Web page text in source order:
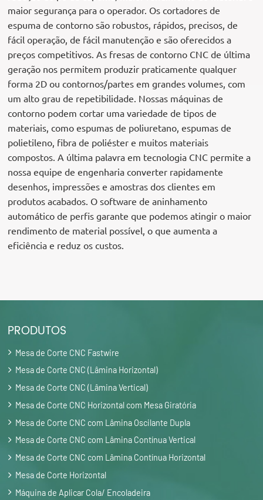
maior segurança para o operador. Os cortadores de
espuma de contorno são robustos, rápidos, precisos, de
fácil operação, de fácil manutenção e são oferecidos a
preços competitivos. As fresas de contorno CNC de última
geração nos permitem produzir praticamente qualquer
forma 2D ou contornos/partes em grandes volumes, com
um alto grau de repetibilidade. Nossas máquinas de
contorno podem cortar uma variedade de tipos de
materiais, como espumas de poliuretano, espumas de
polietileno, fibra de poliéster e muitos materiais
compostos. A última palavra em tecnologia CNC permite a
nossa equipe de engenharia converter rapidamente
desenhos, impressões e amostras dos clientes em
produtos acabados. O software de aninhamento
automático de perfis garante que podemos atingir o maior
rendimento de material possível, o que aumenta a
eficiência e reduz os custos.
PRODUTOS
Mesa de Corte CNC Fastwire
Mesa de Corte CNC (Lâmina Horizontal)
Mesa de Corte CNC (Lâmina Vertical)
Mesa de Corte CNC Horizontal com Mesa Giratória
Mesa de Corte CNC com Lâmina Oscilante Dupla
Mesa de Corte CNC com Lâmina Contínua Vertical
Mesa de Corte CNC com Lâmina Contínua Horizontal
Mesa de Corte Horizontal
Máquina de Aplicar Cola/ Encoladeira